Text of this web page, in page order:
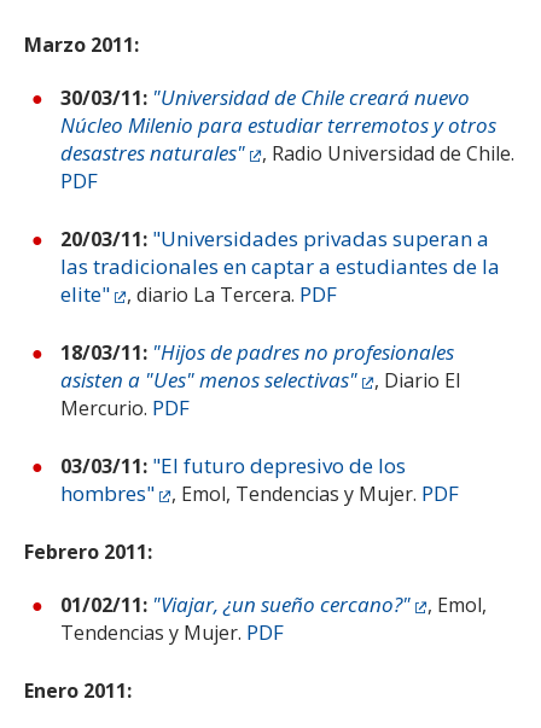
Marzo 2011:
30/03/11: "Universidad de Chile creará nuevo
Núcleo Milenio para estudiar terremotos y otros
desastres naturales"
, Radio Universidad de Chile.
PDF
20/03/11: "Universidades privadas superan a
las tradicionales en captar a estudiantes de la
elite"
, diario La Tercera. PDF
18/03/11: "Hijos de padres no profesionales
asisten a "Ues" menos selectivas"
, Diario El
Mercurio. PDF
03/03/11: "El futuro depresivo de los
hombres"
, Emol, Tendencias y Mujer. PDF
Febrero 2011:
01/02/11: "Viajar, ¿un sueño cercano?"
, Emol,
Tendencias y Mujer. PDF
Enero 2011: